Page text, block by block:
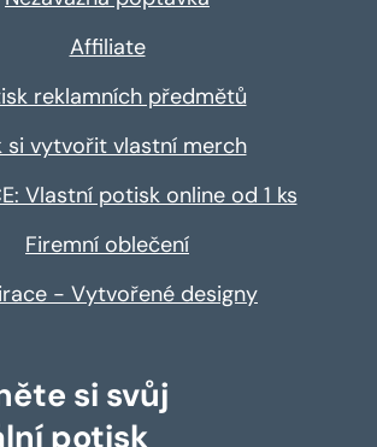
Affiliate
reklamních předmětů
si vytvořit vlastní merch
Vlastní potisk online od 1 ks
Firemní oblečení
- Vytvořené designy
si svůj
potisk